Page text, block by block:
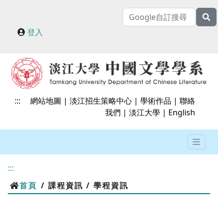
登入
::: 網站地圖 |淡江招生策略中心 |學術作品 |聯絡
我們 |淡江大學 | English
:::
首頁 / 課程資訊 / 學程資訊